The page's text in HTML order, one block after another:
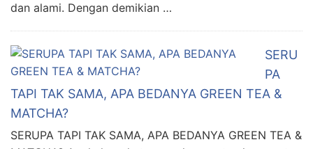
dan alami. Dengan demikian …
SERU
PA
TAPI TAK SAMA, APA BEDANYA GREEN TEA &
MATCHA?
SERUPA TAPI TAK SAMA, APA BEDANYA GREEN TEA &